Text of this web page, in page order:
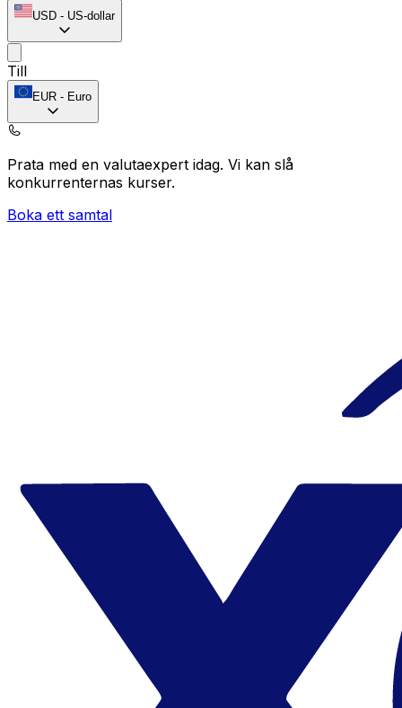
USD - US-dollar
Till
EUR - Euro
Prata med en valutaexpert idag. Vi kan slå
konkurrenternas kurser.
Boka ett samtal